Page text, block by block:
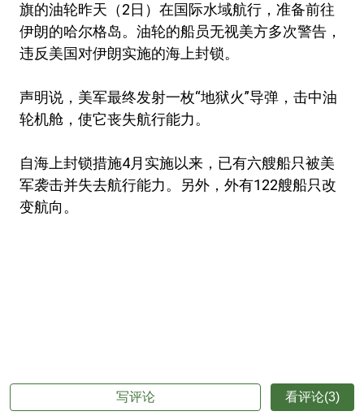
旗的油轮昨天（2日）在国际水域航行，准备前往
伊朗的哈尔格岛。油轮的船员无视美方多次警告，
违反美国对伊朗实施的海上封锁。
声明说，美军最终发射一枚“地狱火”导弹，击中油
轮机舱，使它丧失航行能力。
自海上封锁措施4月实施以来，已有六艘船只被美
军袭击并失去航行能力。另外，外有122艘船只改
变航向。
写评论 看评论(3)